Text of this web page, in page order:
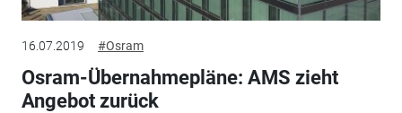
16.07.2019 #Osram
Osram-Übernahmepläne: AMS zieht
Angebot zurück